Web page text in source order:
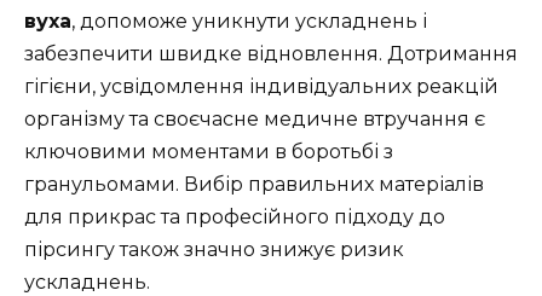
вуха, допоможе уникнути ускладнень і
забезпечити швидке відновлення. Дотримання
гігієни, усвідомлення індивідуальних реакцій
організму та своєчасне медичне втручання є
ключовими моментами в боротьбі з
гранульомами. Вибір правильних матеріалів
для прикрас та професійного підходу до
пірсингу також значно знижує ризик
ускладнень.